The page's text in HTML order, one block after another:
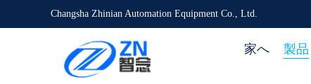
Changsha Zhinian Automation Equipment Co., Ltd.
家へ 製品